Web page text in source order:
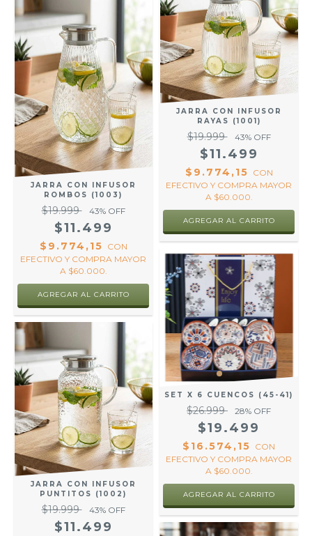
JARRA CON INFUSOR
ROMBOS (1003)
$19.999 43% OFF
$11.499
$9.774,15 CON
EFECTIVO Y COMPRA MAYOR
A $60.000.
JARRA CON INFUSOR
RAYAS (1001)
$19.999 43% OFF
$11.499
$9.774,15 CON
EFECTIVO Y COMPRA MAYOR
A $60.000.
JARRA CON INFUSOR
PUNTITOS (1002)
$19.999 43% OFF
$11.499
SET X 6 CUENCOS (45-41)
$26.999 28% OFF
$19.499
$16.574,15 CON
EFECTIVO Y COMPRA MAYOR
A $60.000.